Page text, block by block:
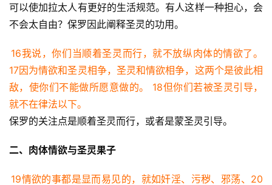
首
页
主
日
崇
拜
题
座
可以使加拉太人有更好的生活规范。有人这样一种担心，会
不会太自由？保罗因此阐释圣灵的功用。
16我说，你们当顺着圣灵而行，就不放纵肉体的情欲了。
17因为情欲和圣灵相争，圣灵和情欲相争，这两个是彼此相
敌，使你们不能做所愿意做的。 18但你们若被圣灵引导，
就不在律法以下。
保罗的关注点是顺着圣灵而行，或者是蒙圣灵引导。
二、肉体情欲与圣灵果子
19情欲的事都是显而易见的，就如奸淫、污秽、邪荡、20